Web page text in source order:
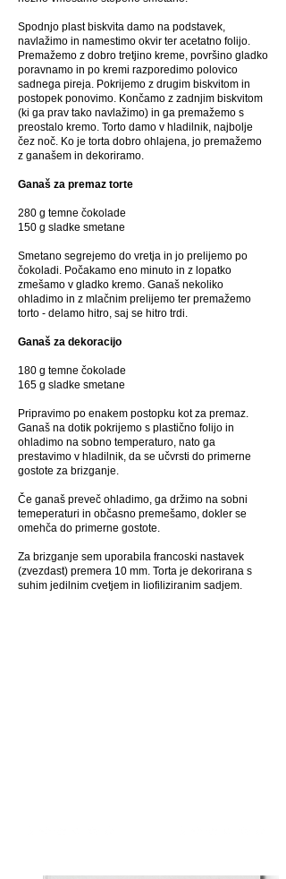
Spodnjo plast biskvita damo na podstavek,
navlažimo in namestimo okvir ter acetatno folijo.
Premažemo z dobro tretjino kreme, površino gladko
poravnamo in po kremi razporedimo polovico
sadnega pireja. Pokrijemo z drugim biskvitom in
postopek ponovimo. Končamo z zadnjim biskvitom
(ki ga prav tako navlažimo) in ga premažemo s
preostalo kremo. Torto damo v hladilnik, najbolje
čez noč. Ko je torta dobro ohlajena, jo premažemo
z ganašem in dekoriramo.
Ganaš za premaz torte
280 g temne čokolade
150 g sladke smetane
Smetano segrejemo do vretja in jo prelijemo po
čokoladi. Počakamo eno minuto in z lopatko
zmešamo v gladko kremo. Ganaš nekoliko
ohladimo in z mlačnim prelijemo ter premažemo
torto - delamo hitro, saj se hitro trdi.
Ganaš za dekoracijo
180 g temne čokolade
165 g sladke smetane
Pripravimo po enakem postopku kot za premaz.
Ganaš na dotik pokrijemo s plastično folijo in
ohladimo na sobno temperaturo, nato ga
prestavimo v hladilnik, da se učvrsti do primerne
gostote za brizganje.
Če ganaš preveč ohladimo, ga držimo na sobni
temeperaturi in občasno premešamo, dokler se
omehča do primerne gostote.
Za brizganje sem uporabila francoski nastavek
(zvezdast) premera 10 mm. Torta je dekorirana s
suhim jedilnim cvetjem in liofiliziranim sadjem.